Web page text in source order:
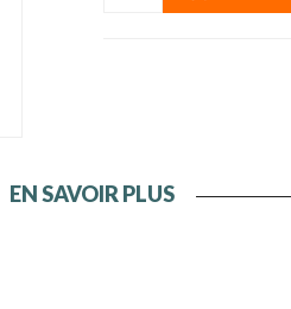
EN SAVOIR PLUS